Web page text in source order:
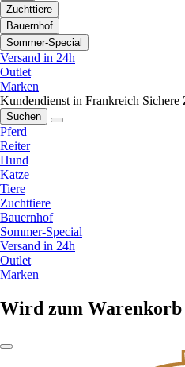
Zuchttiere
Bauernhof
Sommer-Special
Versand in 24h
Outlet
Marken
Kundendienst in Frankreich Sichere
Suchen
Pferd
Reiter
Hund
Katze
Tiere
Zuchttiere
Bauernhof
Sommer-Special
Versand in 24h
Outlet
Marken
Wird zum Warenkorb